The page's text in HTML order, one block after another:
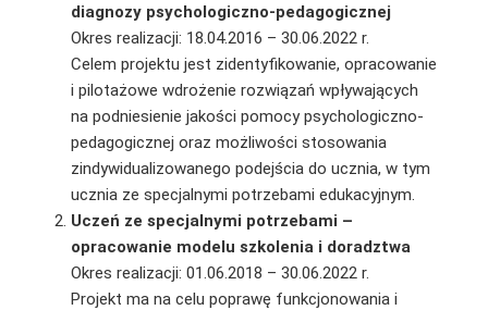
diagnozy psychologiczno-pedagogicznej
Okres realizacji: 18.04.2016 – 30.06.2022 r.
Celem projektu jest zidentyfikowanie, opracowanie
i pilotażowe wdrożenie rozwiązań wpływających
na podniesienie jakości pomocy psychologiczno-
pedagogicznej oraz możliwości stosowania
zindywidualizowanego podejścia do ucznia, w tym
ucznia ze specjalnymi potrzebami edukacyjnym.
Uczeń ze specjalnymi potrzebami –
opracowanie modelu szkolenia i doradztwa
Okres realizacji: 01.06.2018 – 30.06.2022 r.
Projekt ma na celu poprawę funkcjonowania i